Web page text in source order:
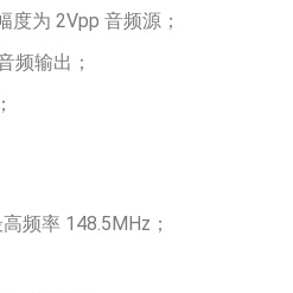
为 2Vpp 音频源；
频输出；
频率 148.5MHz；